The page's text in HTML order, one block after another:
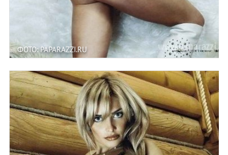
ФОТО: PAPARAZZI.RU